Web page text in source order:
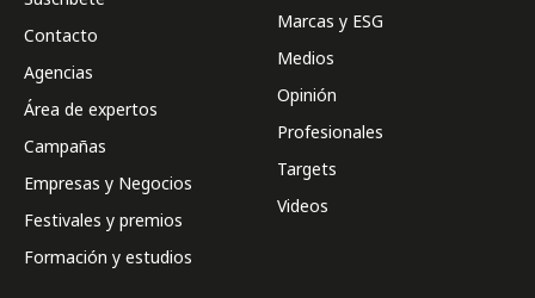
Contacto
Agencias
Área de expertos
Campañas
Empresas y Negocios
Festivales y premios
Formación y estudios
Marcas y ESG
Medios
Opinión
Profesionales
Targets
Videos